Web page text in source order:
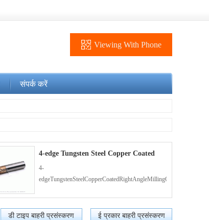
Viewing With Phone
संपर्क करें
4-edge Tungsten Steel Copper Coated
Rig
4-
edgeTungstenSteelCopperCoatedRightAngleMillingCutter(1)
डी टाइप बाहरी प्रसंस्करण ई प्रकार बाहरी प्रसंस्करण